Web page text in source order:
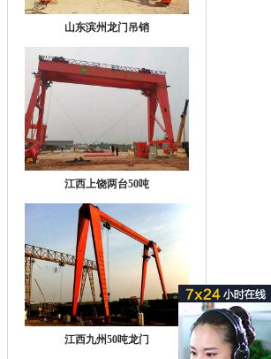
山东滨州龙门吊销
江西上饶两台50吨
江西九州50吨龙门